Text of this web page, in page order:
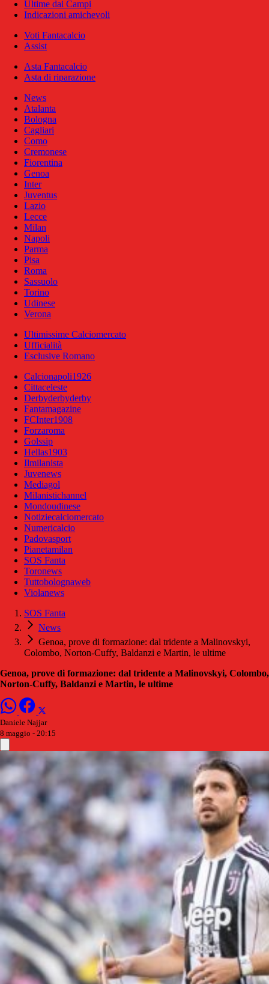
Ultime dai Campi
Indicazioni amichevoli
Voti Fantacalcio
Assist
Asta Fantacalcio
Asta di riparazione
News
Atalanta
Bologna
Cagliari
Como
Cremonese
Fiorentina
Genoa
Inter
Juventus
Lazio
Lecce
Milan
Napoli
Parma
Pisa
Roma
Sassuolo
Torino
Udinese
Verona
Ultimissime Calciomercato
Ufficialità
Esclusive Romano
Calcionapoli1926
Cittaceleste
Derbyderbyderby
Fantamagazine
FCInter1908
Forzaroma
Golssip
Hellas1903
Ilmilanista
Juvenews
Mediagol
Milanistichannel
Mondoudinese
Notiziecalciomercato
Numericalcio
Padovasport
Pianetamilan
SOS Fanta
Toronews
Tuttobolognaweb
Violanews
SOS Fanta
News
Genoa, prove di formazione: dal tridente a Malinovskyi,
Colombo, Norton-Cuffy, Baldanzi e Martin, le ultime
Genoa, prove di formazione: dal tridente a Malinovskyi, Colombo,
Norton-Cuffy, Baldanzi e Martin, le ultime
Daniele Najjar
8 maggio - 20:15